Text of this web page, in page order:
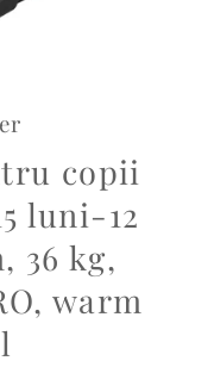
copii
luni-12
36 kg,
warm